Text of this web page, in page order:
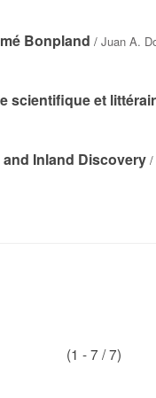
Bonpland / Juan A.
scientifique et
Inland Discovery /
(1 - 7 / 7)